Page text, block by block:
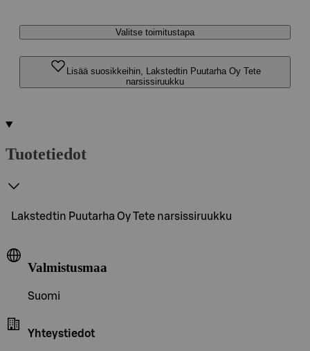
Valitse toimitustapa
Lisää suosikkeihin, Lakstedtin Puutarha Oy Tete
narsissiruukku
Tuotetiedot
Lakstedtin Puutarha Oy Tete narsissiruukku
Valmistusmaa
Suomi
Yhteystiedot